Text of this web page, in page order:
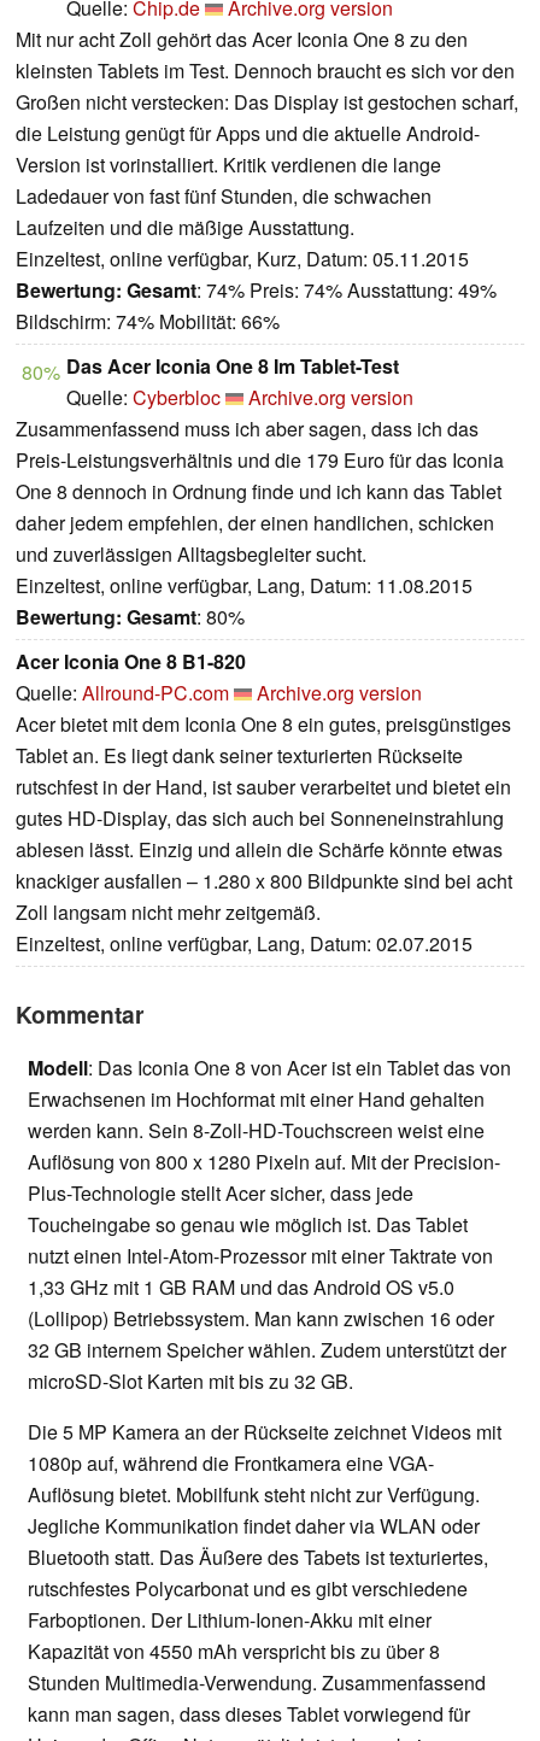
Quelle: Chip.de
Archive.org version
Mit nur acht Zoll gehört das Acer Iconia One 8 zu den
kleinsten Tablets im Test. Dennoch braucht es sich vor den
Großen nicht verstecken: Das Display ist gestochen scharf,
die Leistung genügt für Apps und die aktuelle Android-
Version ist vorinstalliert. Kritik verdienen die lange
Ladedauer von fast fünf Stunden, die schwachen
Laufzeiten und die mäßige Ausstattung.
Einzeltest, online verfügbar, Kurz, Datum: 05.11.2015
Bewertung: Gesamt: 74% Preis: 74% Ausstattung: 49%
Bildschirm: 74% Mobilität: 66%
80% Das Acer Iconia One 8 Im Tablet-Test
Quelle: Cyberbloc
Archive.org version
Zusammenfassend muss ich aber sagen, dass ich das
Preis-Leistungsverhältnis und die 179 Euro für das Iconia
One 8 dennoch in Ordnung finde und ich kann das Tablet
daher jedem empfehlen, der einen handlichen, schicken
und zuverlässigen Alltagsbegleiter sucht.
Einzeltest, online verfügbar, Lang, Datum: 11.08.2015
Bewertung: Gesamt: 80%
Acer Iconia One 8 B1-820
Quelle: Allround-PC.com
Archive.org version
Acer bietet mit dem Iconia One 8 ein gutes, preisgünstiges
Tablet an. Es liegt dank seiner texturierten Rückseite
rutschfest in der Hand, ist sauber verarbeitet und bietet ein
gutes HD-Display, das sich auch bei Sonneneinstrahlung
ablesen lässt. Einzig und allein die Schärfe könnte etwas
knackiger ausfallen – 1.280 x 800 Bildpunkte sind bei acht
Zoll langsam nicht mehr zeitgemäß.
Einzeltest, online verfügbar, Lang, Datum: 02.07.2015
Kommentar
Modell: Das Iconia One 8 von Acer ist ein Tablet das von
Erwachsenen im Hochformat mit einer Hand gehalten
werden kann. Sein 8-Zoll-HD-Touchscreen weist eine
Auflösung von 800 x 1280 Pixeln auf. Mit der Precision-
Plus-Technologie stellt Acer sicher, dass jede
Toucheingabe so genau wie möglich ist. Das Tablet
nutzt einen Intel-Atom-Prozessor mit einer Taktrate von
1,33 GHz mit 1 GB RAM und das Android OS v5.0
(Lollipop) Betriebssystem. Man kann zwischen 16 oder
32 GB internem Speicher wählen. Zudem unterstützt der
microSD-Slot Karten mit bis zu 32 GB.
Die 5 MP Kamera an der Rückseite zeichnet Videos mit
1080p auf, während die Frontkamera eine VGA-
Auflösung bietet. Mobilfunk steht nicht zur Verfügung.
Jegliche Kommunikation findet daher via WLAN oder
Bluetooth statt. Das Äußere des Tabets ist texturiertes,
rutschfestes Polycarbonat und es gibt verschiedene
Farboptionen. Der Lithium-Ionen-Akku mit einer
Kapazität von 4550 mAh verspricht bis zu über 8
Stunden Multimedia-Verwendung. Zusammenfassend
kann man sagen, dass dieses Tablet vorwiegend für